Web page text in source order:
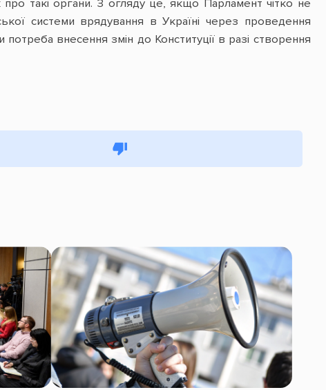
про такі органи. З огляду це, якщо Парламент чітко не
системи врядування в Україні через проведення
внесення змін до Конституції в разі створення